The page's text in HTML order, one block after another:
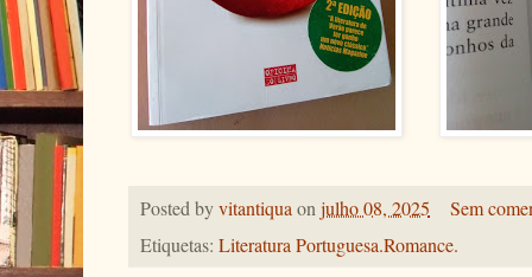
Posted byvitantiquaonjulho 08, 2025
Sem
Etiquetas: Literatura Portuguesa.Romance.